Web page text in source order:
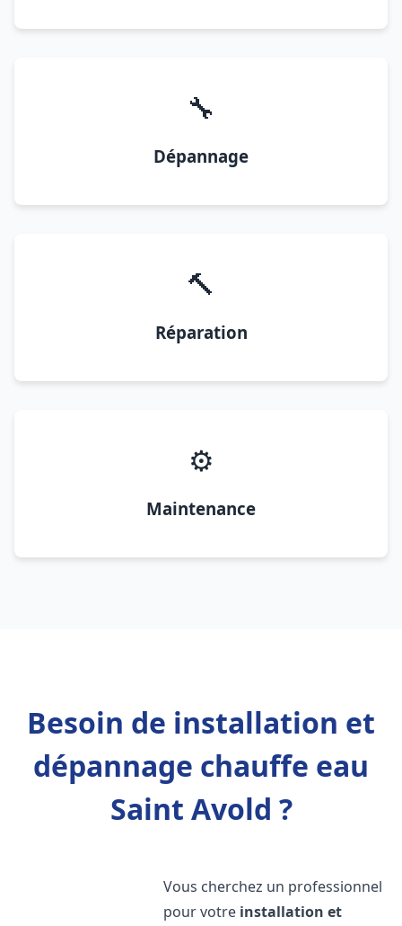
🔧
Dépannage
🔨
Réparation
⚙️
Maintenance
Besoin de installation et
dépannage chauffe eau
Saint Avold ?
Vous cherchez un professionnel
pour votre installation et